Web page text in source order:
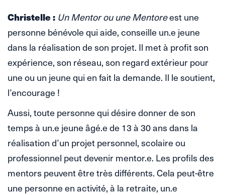
Christelle : Un Mentor ou une Mentoreest une
personne bénévole qui aide, conseille un.e jeune
dans la réalisation de son projet. Il met à profit son
expérience, son réseau, son regard extérieur pour
une ou un jeune qui en fait la demande. Il le soutient,
l’encourage !
Aussi, toute personne qui désire donner de son
temps à un.e jeune âgé.e de 13 à 30 ans dans la
réalisation d’un projet personnel, scolaire ou
professionnel peut devenir mentor.e. Les profils des
mentors peuvent être très différents. Cela peut-être
une personne en activité, à la retraite, un.e